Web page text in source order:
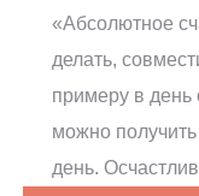
«Абсолютное
делать,
примеру в
можно
день.